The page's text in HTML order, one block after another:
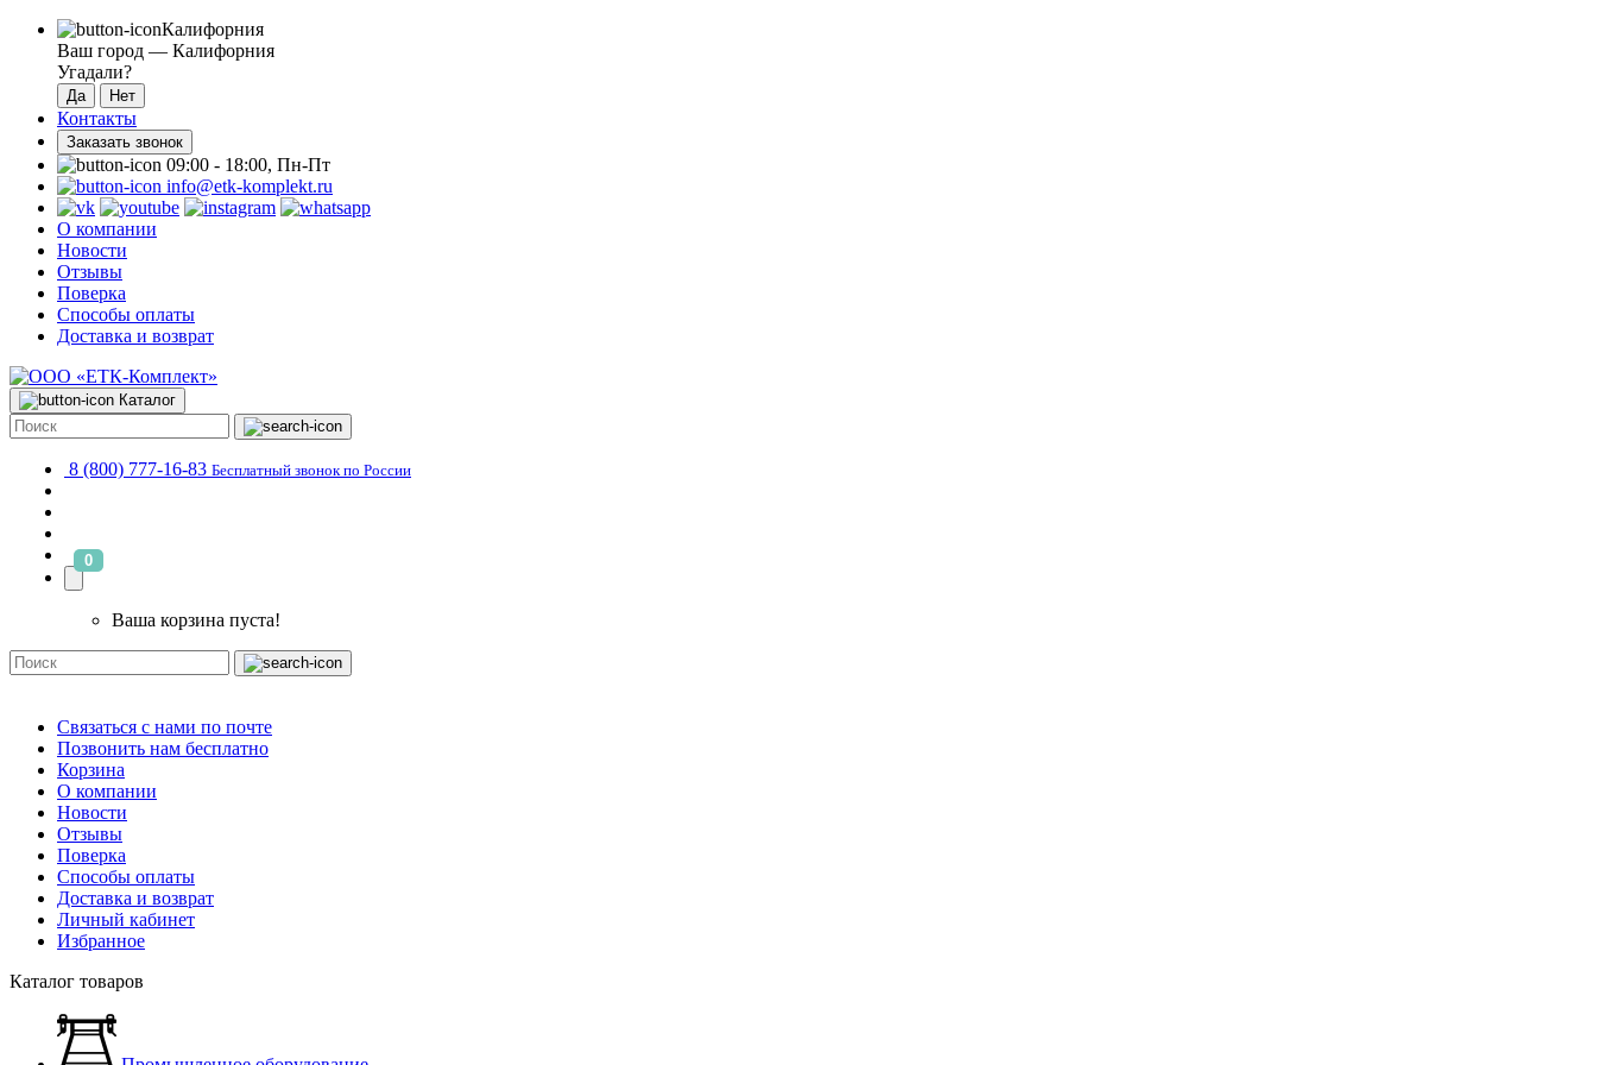
Калифорния
Ваш город — Калифорния
Угадали?
Контакты
Заказать звонок
09:00 - 18:00, Пн-Пт
info@etk-komplekt.ru
О компании
Новости
Отзывы
Поверка
Способы оплаты
Доставка и возврат
Каталог
8 (800) 777-16-83 Бесплатный звонок по России
0
Ваша корзина пуста!
Связаться с нами по почте
Позвонить нам бесплатно
Корзина
О компании
Новости
Отзывы
Поверка
Способы оплаты
Доставка и возврат
Личный кабинет
Избранное
Каталог товаров